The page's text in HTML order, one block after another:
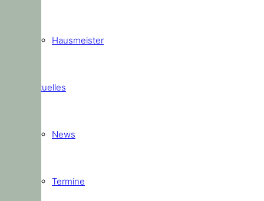
Hausmeister
Aktuelles
News
Termine